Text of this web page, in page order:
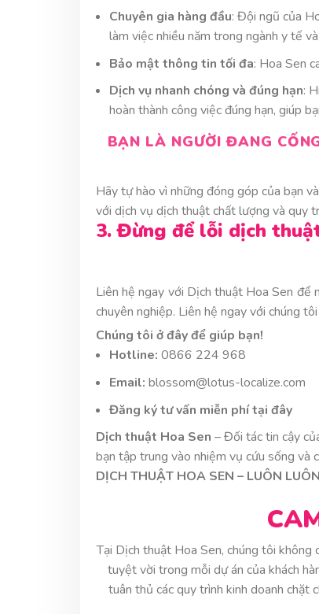
Chuyên gia hàng đầu: Đội ngũ của
làm việc nhiều năm trong ngành y tế
Bảo mật thông tin tối đa: Hoa Sen
Dịch vụ nhanh chóng và đúng hạn:
hoàn thành công việc đúng hạn, giúp
BẠN LÀ NGƯỜI ĐANG
Hãy tự hào vì những đóng góp của bạn
với dịch vụ dịch thuật chất lượng và quy
3. Đừng để lỗi dịch
Liên hệ ngay với Dịch thuật Hoa Sen để
chuyên nghiệp. Liên hệ ngay với chúng
Chúng tôi ở đây để giúp bạn!
Hotline: 0866 224 968
Email: blossom@lotus-localize.com
Đăng ký tư vấn miễn phí tại đây
Dịch thuật Hoa Sen – Đối tác tin cậy
bạn tập trung vào nhiệm vụ cứu sống và
DỊCH THUẬT HOA SEN – LUÔN
Tại Dịch thuật Hoa Sen, chúng tôi
tuyệt vời trong mỗi dự án của khách
tuân thủ các quy trình kinh doanh chặt